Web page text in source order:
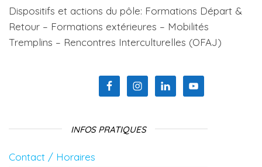
Dispositifs et actions du pôle: Formations Départ &
Retour – Formations extérieures – Mobilités
Tremplins – Rencontres Interculturelles (OFAJ)
INFOS PRATIQUES
Contact / Horaires